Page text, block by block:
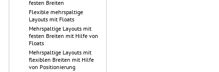
festen Breiten
Flexible mehrspaltige
Layouts mit Floats
Mehrspaltige Layouts mit
festen Breiten mit Hilfe von
Floats
Mehrspaltige Layouts mit
flexiblen Breiten mit Hilfe
von Positionierung